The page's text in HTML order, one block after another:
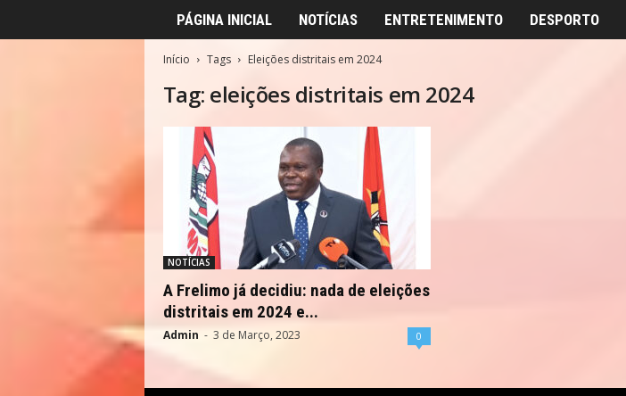
PÁGINA INICIAL NOTÍCIAS ENTRETENIMENTO DESPORTO
Início Tags Eleições distritais em 2024
Tag: eleições distritais em 2024
NOTÍCIAS
A Frelimo já decidiu: nada de eleições
distritais em 2024 e...
Admin - 3 de Março, 2023 0